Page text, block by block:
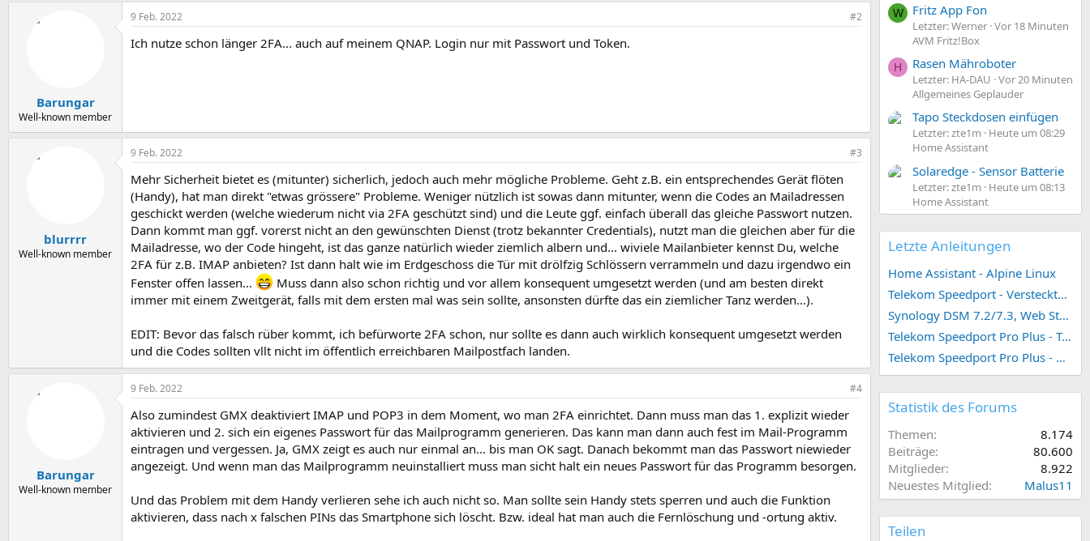
Barungar
Well-known member
9 Feb. 2022 #2
Ich nutze schon länger 2FA... auch auf meinem QNAP. Login nur mit Passwort und Token.
blurrrr
Well-known member
9 Feb. 2022 #3
Mehr Sicherheit bietet es (mitunter) sicherlich, jedoch auch mehr mögliche Probleme. Geht z.B. ein entsprechendes Gerät flöten
(Handy), hat man direkt "etwas grössere" Probleme. Weniger nützlich ist sowas dann mitunter, wenn die Codes an Mailadressen
geschickt werden (welche wiederum nicht via 2FA geschützt sind) und die Leute ggf. einfach überall das gleiche Passwort nutzen.
Dann kommt man ggf. vorerst nicht an den gewünschten Dienst (trotz bekannter Credentials), nutzt man die gleichen aber für die
Mailadresse, wo der Code hingeht, ist das ganze natürlich wieder ziemlich albern und... wiviele Mailanbieter kennst Du, welche
2FA für z.B. IMAP anbieten? Ist dann halt wie im Erdgeschoss die Tür mit drölfzig Schlössern verrammeln und dazu irgendwo ein
Fenster offen lassen...
Muss dann also schon richtig und vor allem konsequent umgesetzt werden (und am besten direkt
immer mit einem Zweitgerät, falls mit dem ersten mal was sein sollte, ansonsten dürfte das ein ziemlicher Tanz werden...).
EDIT: Bevor das falsch rüber kommt, ich befürworte 2FA schon, nur sollte es dann auch wirklich konsequent umgesetzt werden
und die Codes sollten vllt nicht im öffentlich erreichbaren Mailpostfach landen.
Barungar
Well-known member
9 Feb. 2022 #4
Also zumindest GMX deaktiviert IMAP und POP3 in dem Moment, wo man 2FA einrichtet. Dann muss man das 1. explizit wieder
aktivieren und 2. sich ein eigenes Passwort für das Mailprogramm generieren. Das kann man dann auch fest im Mail-Programm
eintragen und vergessen. Ja, GMX zeigt es auch nur einmal an... bis man OK sagt. Danach bekommt man das Passwort niewieder
angezeigt. Und wenn man das Mailprogramm neuinstalliert muss man sicht halt ein neues Passwort für das Programm besorgen.
Und das Problem mit dem Handy verlieren sehe ich auch nicht so. Man sollte sein Handy stets sperren und auch die Funktion
aktivieren, dass nach x falschen PINs das Smartphone sich löscht. Bzw. ideal hat man auch die Fernlöschung und -ortung aktiv.
W Fritz App Fon
Letzter: Werner Vor 18 Minuten
AVM Fritz!Box
H Rasen Mähroboter
Letzter: HA-DAU Vor 20 Minuten
Allgemeines Geplauder
Tapo Steckdosen einfügen
Letzter: zte1m
Heute um 08:29
Home Assistant
Solaredge - Sensor Batterie
Letzter: zte1m
Heute um 08:13
Home Assistant
Letzte Anleitungen
Home Assistant - Alpine Linux
Telekom Speedport - Versteckte Konfigurationen
Synology DSM 7.2/7.3, Web Station 4, Webdienst und Webportal erstellen (ehemals vHost)
Telekom Speedport Pro Plus - Telefonie einrichten
Telekom Speedport Pro Plus - Netzwerk einrichten
Statistik des Forums
Themen
8.174
Beiträge
80.600
Mitglieder
8.922
Neuestes Mitglied
Malus11
Teilen